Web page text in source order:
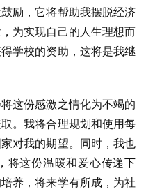
励，它将帮助我摆脱经济
为实现自己的人生理想而
学校的资助，这将是我继
这份感激之情化为不竭的
。我将合理规划和使用每
对我的期望。同时，我也
将这份温暖和爱心传递下
养，将来学有所成，为社